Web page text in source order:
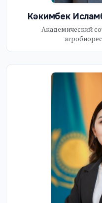
Кәкимбек
Академический